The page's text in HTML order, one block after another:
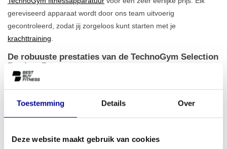
Toestemming Details Over
Deze website maakt gebruik van cookies
gereviseerd apparaat wordt door ons team uitvoerig
gecontroleerd, zodat jij zorgeloos kunt starten met je
krachttraining
De robuuste prestaties van de TechnoGym Selection
Pro Leg Press
Deze leg press is gebouwd om te presteren onder de zwaarste
ijzeren constructie biedt dit apparaat een
uitzonderlijke
stabiliteittijdens elke training. De beweging is soepel en
bovenbenen en bilspieren effectief en veilig kunt isoleren. Dankzij